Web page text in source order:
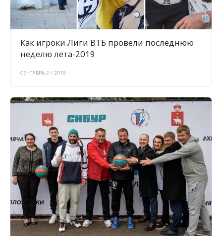
Как игроки Лиги ВТБ провели последнюю
неделю лета-2019
СЕНТЯБРЬ 2 / 2019